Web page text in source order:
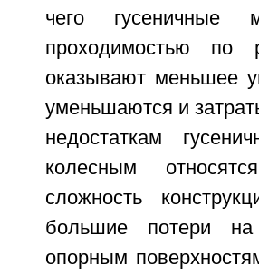
чего гусеничные
проходимостью
оказывают меньшее
уменьшаются и
недостаткам
колесным
сложность
большие потери
опорным